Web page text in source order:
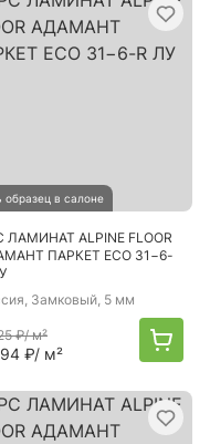
образец в салоне
ЛАМИНАТ ALPINE FLOOR
ПАРКЕТ ECO 31−6-
, Замковый, 5 мм
₽/ м²
₽/ м²